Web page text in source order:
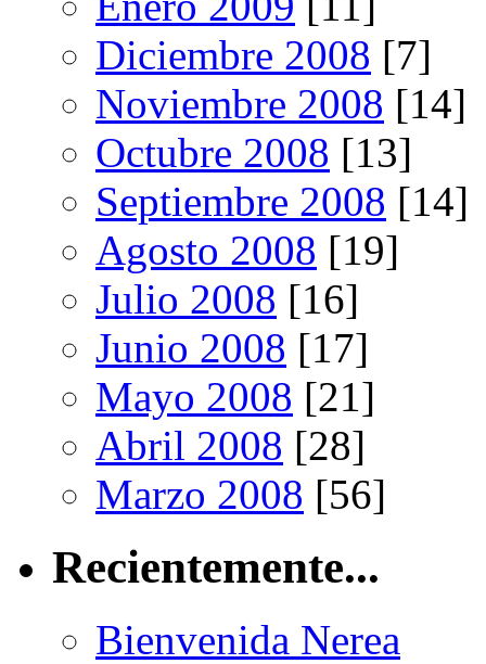
Diciembre 2008 [7]
Noviembre 2008 [14]
Octubre 2008 [13]
Septiembre 2008 [14]
Agosto 2008 [19]
Julio 2008 [16]
Junio 2008 [17]
Mayo 2008 [21]
Abril 2008 [28]
Marzo 2008 [56]
Recientemente...
Bienvenida Nerea